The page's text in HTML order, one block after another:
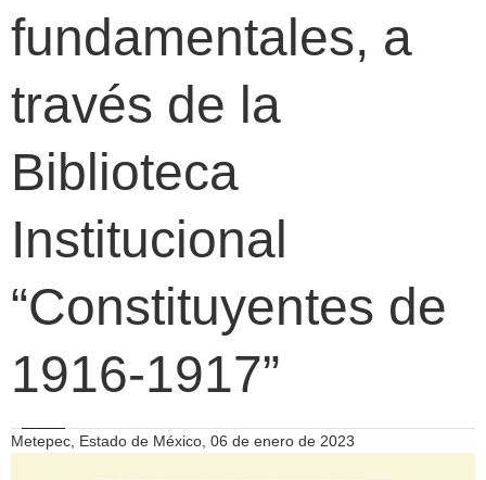
fundamentales, a
través de la
Biblioteca
Institucional
“Constituyentes de
1916-1917”
Metepec, Estado de México, 06 de enero de 2023